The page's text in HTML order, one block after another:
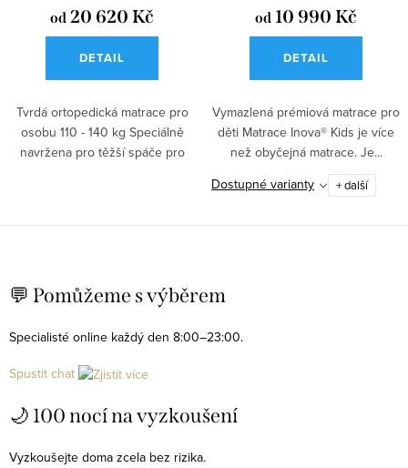
od 20 620 Kč
DETAIL
Tvrdá ortopedická matrace pro
osobu 110 - 140 kg Speciálně
navržena pro těžší spáče pro
od 10 990 Kč
DETAIL
Vymazlená prémiová matrace pro
děti Matrace Inova® Kids je více
než obyčejná matrace. Je...
Dostupné varianty
+ další
v
á
a
p
💬 Pomůžeme s výběrem
Specialisté online každý den 8:00–23:00.
Spustit chat
🌙 100 nocí na vyzkoušení
Vyzkoušejte doma zcela bez rizika.